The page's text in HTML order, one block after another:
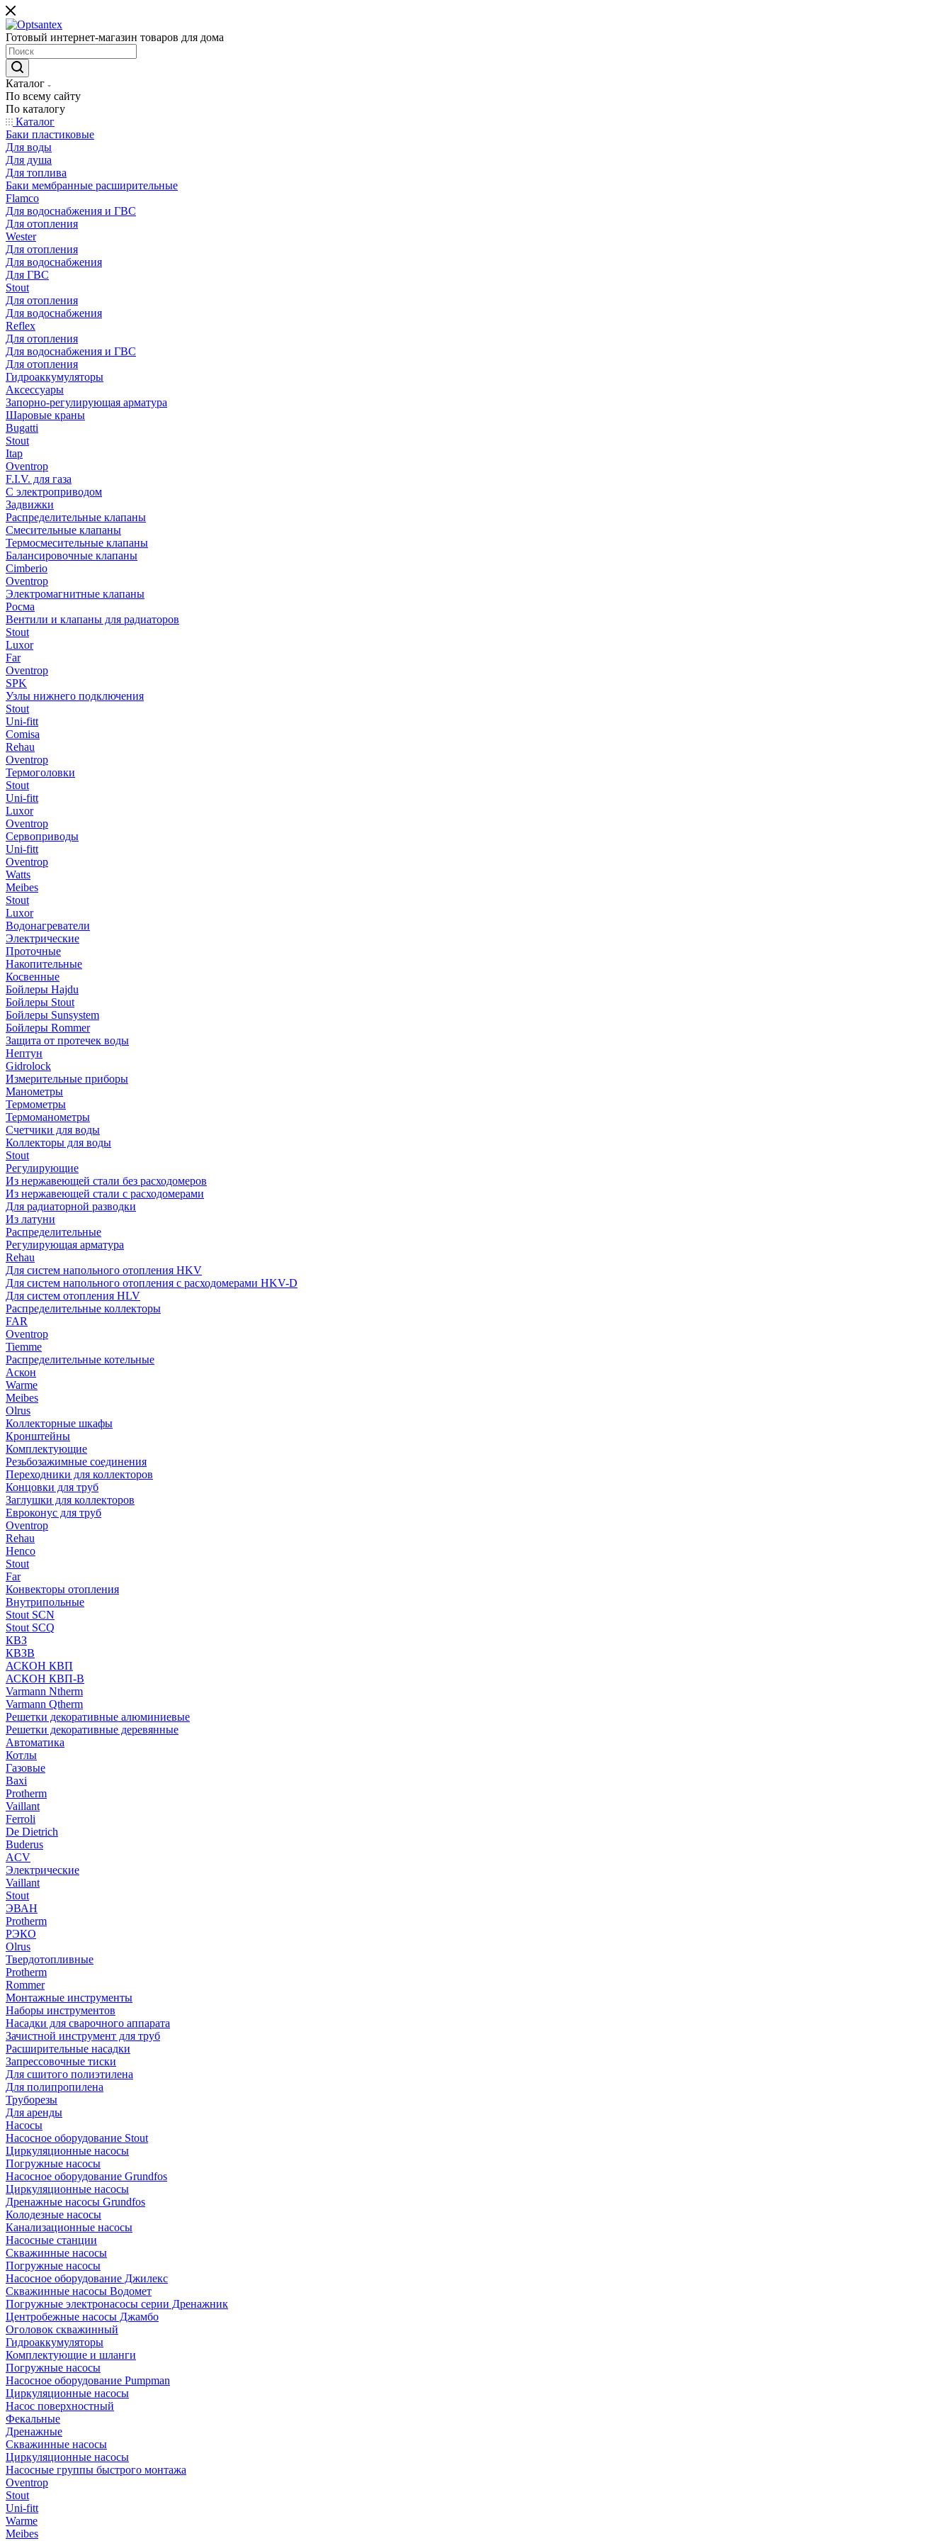
Готовый интернет-магазин товаров для дома
Каталог
По всему сайту
По каталогу
Каталог
Баки пластиковые
Для воды
Для душа
Для топлива
Баки мембранные расширительные
Flamco
Для водоснабжения и ГВС
Для отопления
Wester
Для отопления
Для водоснабжения
Для ГВС
Stout
Для отопления
Для водоснабжения
Reflex
Для отопления
Для водоснабжения и ГВС
Для отопления
Гидроаккумуляторы
Аксессуары
Запорно-регулирующая арматура
Шаровые краны
Bugatti
Stout
Itap
Oventrop
F.I.V. для газа
С электроприводом
Задвижки
Распределительные клапаны
Cмесительные клапаны
Термосмесительные клапаны
Балансировочные клапаны
Cimberio
Oventrop
Электромагнитные клапаны
Росма
Вентили и клапаны для радиаторов
Stout
Luxor
Far
Oventrop
SPK
Узлы нижнего подключения
Stout
Uni-fitt
Comisa
Rehau
Oventrop
Термоголовки
Stout
Uni-fitt
Luxor
Oventrop
Сервоприводы
Uni-fitt
Oventrop
Watts
Meibes
Stout
Luxor
Водонагреватели
Электрические
Проточные
Накопительные
Косвенные
Бойлеры Hajdu
Бойлеры Stout
Бойлеры Sunsystem
Бойлеры Rommer
Защита от протечек воды
Нептун
Gidrolock
Измерительные приборы
Манометры
Термометры
Термоманометры
Счетчики для воды
Коллекторы для воды
Stout
Регулирующие
Из нержавеющей стали без расходомеров
Из нержавеющей стали с расходомерами
Для радиаторной разводки
Из латуни
Распределительные
Регулирующая арматура
Rehau
Для систем напольного отопления HKV
Для систем напольного отопления с расходомерами HKV-D
Для систем отопления HLV
Распределительные коллекторы
FAR
Oventrop
Tiemme
Распределительные котельные
Аскон
Warme
Meibes
Olrus
Коллекторные шкафы
Кронштейны
Комплектующие
Резьбозажимные соединения
Переходники для коллекторов
Концовки для труб
Заглушки для коллекторов
Евроконус для труб
Oventrop
Rehau
Henco
Stout
Far
Конвекторы отопления
Внутрипольные
Stout SCN
Stout SCQ
КВЗ
КВЗВ
АСКОН КВП
АСКОН КВП-В
Varmann Ntherm
Varmann Qtherm
Решетки декоративные алюминиевые
Решетки декоративные деревянные
Автоматика
Котлы
Газовые
Baxi
Protherm
Vaillant
Ferroli
De Dietrich
Buderus
ACV
Электрические
Vaillant
Stout
ЭВАН
Protherm
РЭКО
Olrus
Твердотопливные
Protherm
Rommer
Монтажные инструменты
Наборы инструментов
Насадки для сварочного аппарата
Зачистной инструмент для труб
Расширительные насадки
Запрессовочные тиски
Для сшитого полиэтилена
Для полипропилена
Труборезы
Для аренды
Насосы
Насосное оборудование Stout
Циркуляционные насосы
Погружные насосы
Насосное оборудование Grundfos
Циркуляционные насосы
Дренажные насосы Grundfos
Колодезные насосы
Канализационные насосы
Насосные станции
Скважинные насосы
Погружные насосы
Насосное оборудование Джилекс
Скважинные насосы Водомет
Погружные электронасосы серии Дренажник
Центробежные насосы Джамбо
Оголовок скважинный
Гидроаккумуляторы
Комплектующие и шланги
Погружные насосы
Насосное оборудование Pumpman
Циркуляционные насосы
Насос поверхностный
Фекальные
Дренажные
Скважинные насосы
Циркуляционные насосы
Насосные группы быстрого монтажа
Oventrop
Stout
Uni-fitt
Warme
Meibes